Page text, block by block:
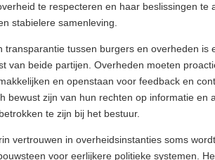
te respecteren en haar beslissingen
stabielere samenleving.
transparantie tussen burgers en overheden is
van beide partijen. Overheden moeten
en openstaan ​​voor feedback en
bewust zijn van hun rechten op informatie en
te zijn bij het bestuur.
vertrouwen in overheidsinstanties soms
voor eerlijkere politieke systemen.